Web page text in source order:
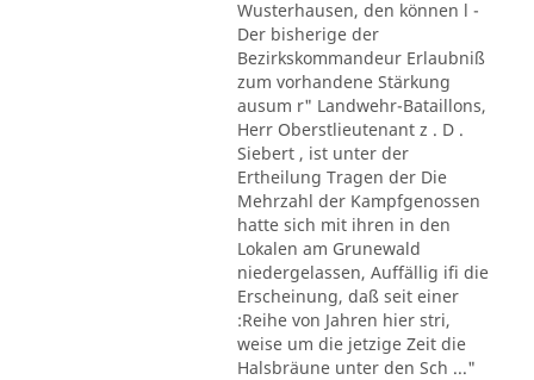
Wusterhausen, den können l -
Der bisherige der
Bezirkskommandeur Erlaubniß
zum vorhandene Stärkung
ausum r" Landwehr-Bataillons,
Herr Oberstlieutenant z . D .
Siebert , ist unter der
Ertheilung Tragen der Die
Mehrzahl der Kampfgenossen
hatte sich mit ihren in den
Lokalen am Grunewald
niedergelassen, Auffällig ifi die
Erscheinung, daß seit einer
:Reihe von Jahren hier stri,
weise um die jetzige Zeit die
Halsbräune unter den Sch ..."